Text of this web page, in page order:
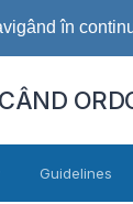
în
Guidelines